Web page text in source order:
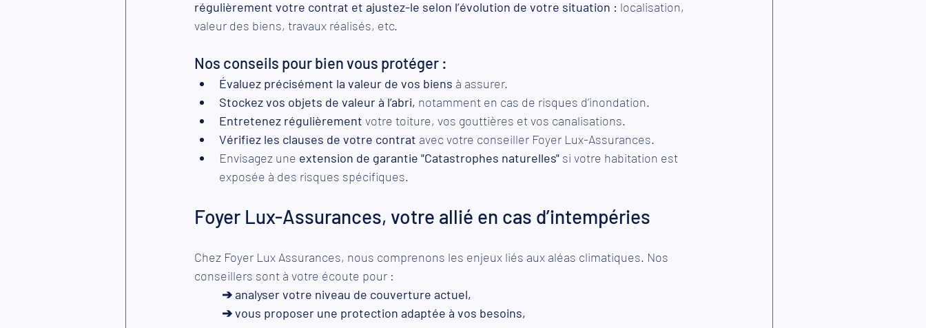
régulièrement votre contrat et ajustez-le selon l’évolution de votre situation : localisation,
valeur des biens, travaux réalisés, etc.
Nos conseils pour bien vous protéger :
Évaluez précisément la valeur de vos biens à assurer.
Stockez vos objets de valeur à l’abri, notamment en cas de risques d’inondation.
Entretenez régulièrement votre toiture, vos gouttières et vos canalisations.
Vérifiez les clauses de votre contrat avec votre conseiller Foyer Lux-Assurances.
Envisagez une extension de garantie "Catastrophes naturelles" si votre habitation est
exposée à des risques spécifiques.
Foyer Lux-Assurances, votre allié en cas d’intempéries
Chez Foyer Lux Assurances, nous comprenons les enjeux liés aux aléas climatiques. Nos
conseillers sont à votre écoute pour :
➔ analyser votre niveau de couverture actuel,
➔ vous proposer une protection adaptée à vos besoins,